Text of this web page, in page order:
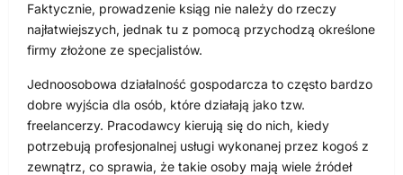
Faktycznie, prowadzenie ksiąg nie należy do rzeczy
najłatwiejszych, jednak tu z pomocą przychodzą określone
firmy złożone ze specjalistów.
Jednoosobowa działalność gospodarcza to często bardzo
dobre wyjścia dla osób, które działają jako tzw.
freelancerzy. Pracodawcy kierują się do nich, kiedy
potrzebują profesjonalnej usługi wykonanej przez kogoś z
zewnątrz, co sprawia, że takie osoby mają wiele źródeł